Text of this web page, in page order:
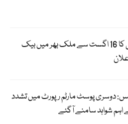
جماعت اسلامی کا 16 اگست سے ملک بھر میں بیک
دوسری پوسٹ مارٹم رپورٹ میں تشدد
اہم شواہد سامنے آگئے